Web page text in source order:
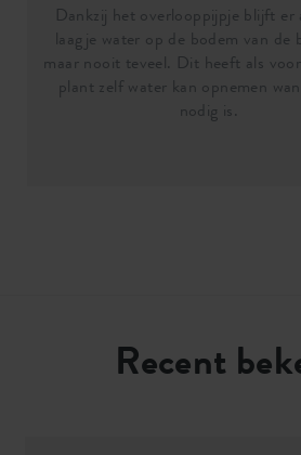
Dankzij het overlooppijpje blijft er
laagje water op de bodem van de
maar nooit teveel. Dit heeft als
plant zelf water kan opnemen
nodig is.
Recent